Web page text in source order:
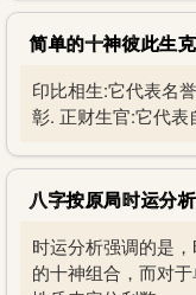
简单的十神彼此生
印比相生:它代表名
彰. 正财生官:它代表
八字按原局时运分析
时运分析强调的是
的十神组合，而对